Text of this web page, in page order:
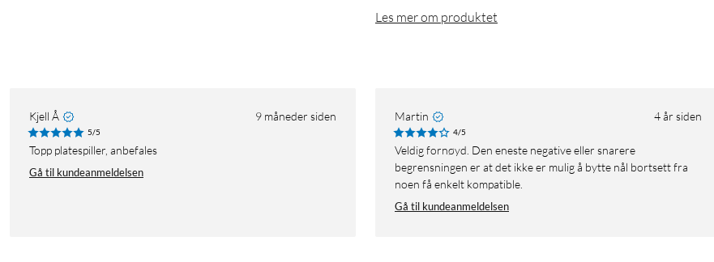
Les mer om produktet
Kjell Å 9 måneder siden
5/5
Topp platespiller, anbefales
Gå til kundeanmeldelsen
Martin 4 år siden
4/5
Veldig fornøyd. Den eneste negative eller snarere
begrensningen er at det ikke er mulig å bytte nål bortsett fra
noen få enkelt kompatible.
Gå til kundeanmeldelsen